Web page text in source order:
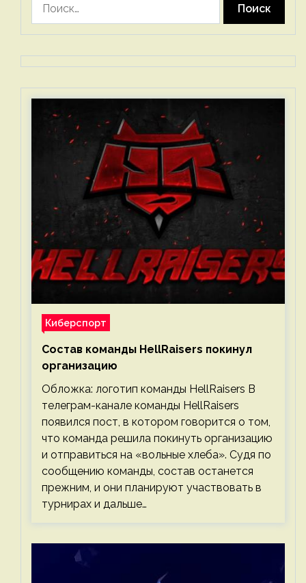
Киберспорт
Состав команды HellRaisers покинул
организацию
Обложка: логотип команды HellRaisers В
телеграм-канале команды HellRaisers
появился пост, в котором говорится о том,
что команда решила покинуть организацию
и отправиться на «вольные хлеба». Судя по
сообщению команды, состав останется
прежним, и они планируют участвовать в
турнирах и дальше…